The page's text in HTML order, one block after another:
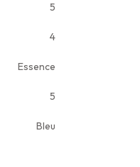
5
4
Essence
5
Bleu